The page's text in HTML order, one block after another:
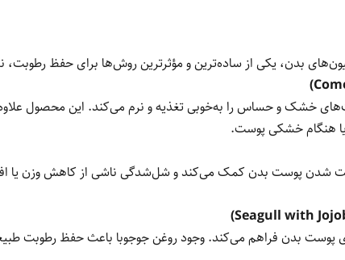
بدن، یکی از ساده‌ترین و مؤثرترین روش‌ها برای حفظ
خشک و حساس را به‌خوبی تغذیه و نرم می‌کند. این محصول
یا هنگام خشکی پوست.
سفت شدن پوست بدن کمک می‌کند و شل‌شدگی ناشی از کاهش وزن یا
پوست بدن فراهم می‌کند. وجود روغن جوجوبا باعث حفظ رطوبت